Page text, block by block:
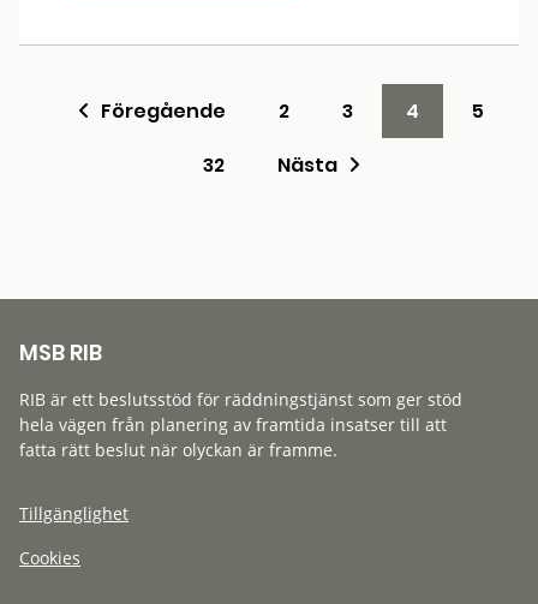
Föregående 2 3 4
5
32
Nästa
MSB RIB
RIB är ett beslutsstöd för räddningstjänst som ger stöd
hela vägen från planering av framtida insatser till att
fatta rätt beslut när olyckan är framme.
Tillgänglighet
Cookies